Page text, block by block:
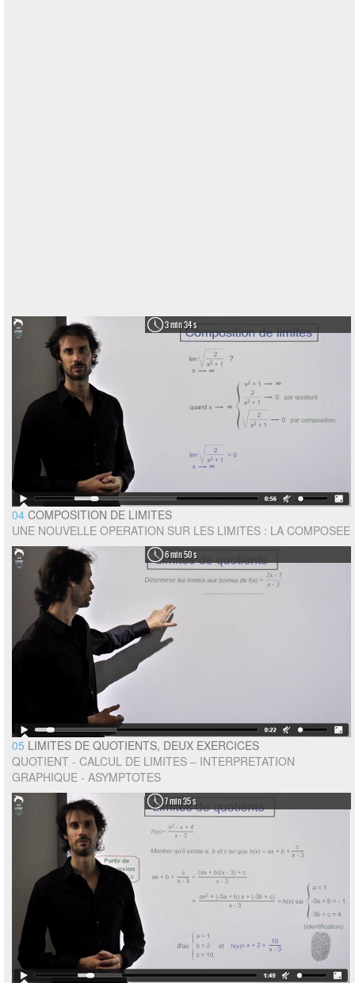
3 min 34 s
04 COMPOSITION DE LIMITES
UNE NOUVELLE OPERATION SUR LES LIMITES : LA COMPOSEE
6 min 50 s
05 LIMITES DE QUOTIENTS, DEUX EXERCICES
QUOTIENT - CALCUL DE LIMITES – INTERPRETATION
GRAPHIQUE - ASYMPTOTES
7 min 35 s